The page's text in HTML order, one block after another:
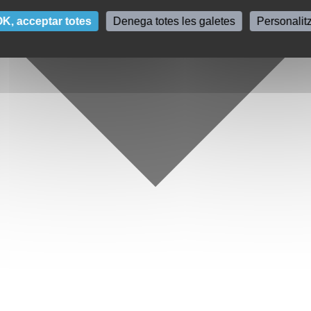
acceptar totes Denega totes les galetes